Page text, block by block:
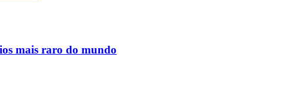
mais raro do mundo